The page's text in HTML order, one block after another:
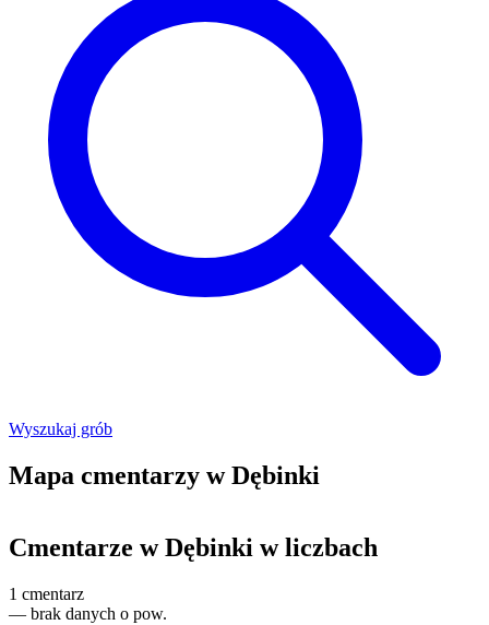
Wyszukaj grób
Mapa cmentarzy w Dębinki
+
Cmentarze w Dębinki w liczbach
1 cmentarz
— brak danych o pow.